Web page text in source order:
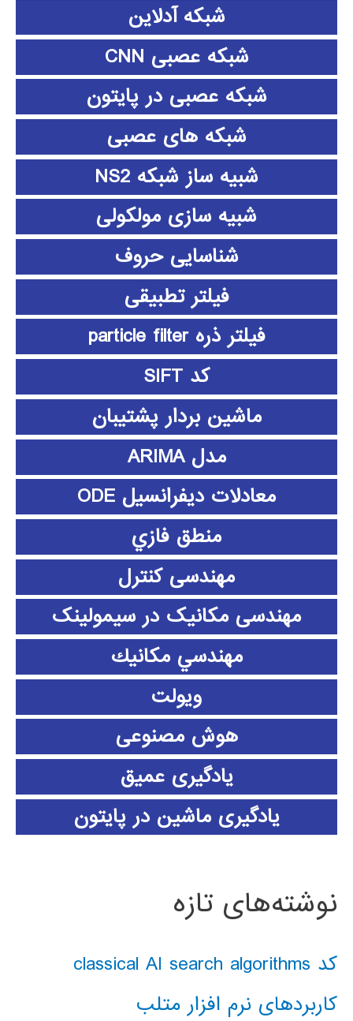
شبکه آدلاین
شبکه عصبی CNN
شبکه عصبی در پایتون
شبکه های عصبی
شبیه ساز شبکه NS2
شبیه سازی مولکولی
شناسایی حروف
فیلتر تطبیقی
فیلتر ذره particle filter
کد SIFT
ماشین بردار پشتیبان
مدل ARIMA
معادلات دیفرانسیل ODE
منطق فازي
مهندسی کنترل
مهندسی مکانیک در سیمولینک
مهندسي مكانيك
ویولت
هوش مصنوعی
یادگیری عمیق
یادگیری ماشین در پایتون
نوشته‌های تازه
کد classical AI search algorithms
کاربردهای نرم افزار متلب